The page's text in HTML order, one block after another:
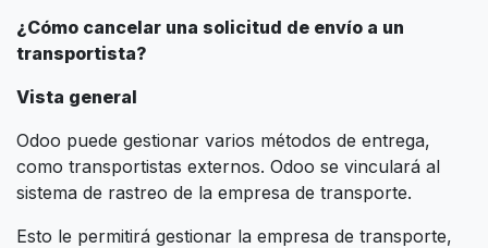
¿Cómo cancelar una solicitud de envío a un
transportista?
Vista general
Odoo puede gestionar varios métodos de entrega,
como transportistas externos. Odoo se vinculará al
sistema de rastreo de la empresa de transporte.
Esto le permitirá gestionar la empresa de transporte,